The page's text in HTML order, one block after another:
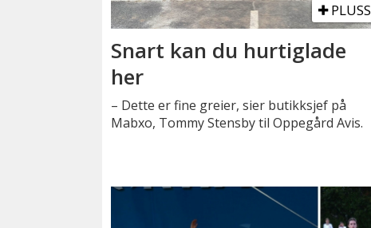
PLUSS
Snart kan du hurtiglade
her
– Dette er fine greier, sier butikksjef på
Mabxo, Tommy Stensby til Oppegård Avis.